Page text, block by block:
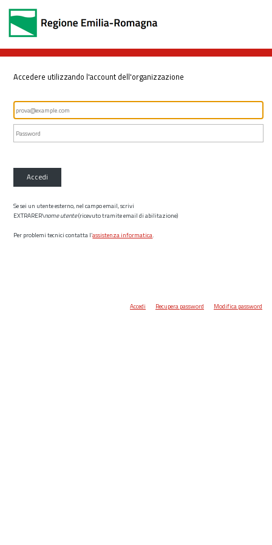
Accedere utilizzando l'account dell'organizzazione
Accedi
Se sei un utente esterno, nel campo email, scrivi
EXTRARER\nome utente(ricevuto tramite email di abilitazione)
Per problemi tecnici contatta l’assistenza informatica.
Accedi Recupera password Modifica password